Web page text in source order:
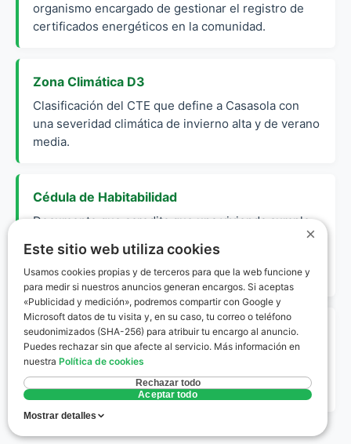
organismo encargado de gestionar el registro de
certificados energéticos en la comunidad.
Zona Climática D3
Clasificación del CTE que define a Casasola con
una severidad climática de invierno alta y de verano
media.
Cédula de Habitabilidad
Documento que acredita que una vivienda cumple
exigido en Castilla y León para viviendas usadas
pero sí en otras CCAA.
Eficiencia Energética
Relación entre la energía consumida y los servicios
una escala de letras de la A a la G.
×
Este sitio web utiliza cookies
Usamos cookies propias y de terceros para que la web funcione y
para medir si nuestros anuncios generan encargos. Si aceptas
«Publicidad y medición», podremos compartir con Google y
Microsoft datos de tu visita y, en su caso, tu correo o teléfono
seudonimizados (SHA-256) para atribuir tu encargo al anuncio.
Puedes rechazar sin que afecte al servicio. Más información en
nuestra Política de cookies
Rechazar todo
Aceptar todo
Mostrar detalles